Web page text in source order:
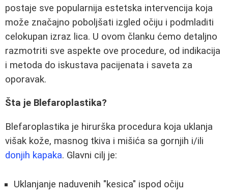
postaje sve popularnija estetska intervencija koja
može značajno poboljšati izgled očiju i podmladiti
celokupan izraz lica. U ovom članku ćemo detaljno
razmotriti sve aspekte ove procedure, od indikacija
i metoda do iskustava pacijenata i saveta za
oporavak.
Šta je Blefaroplastika?
Blefaroplastika je hirurška procedura koja uklanja
višak kože, masnog tkiva i mišića sa gornjih i/ili
donjih kapaka. Glavni cilj je:
Uklanjanje naduvenih "kesica" ispod očiju